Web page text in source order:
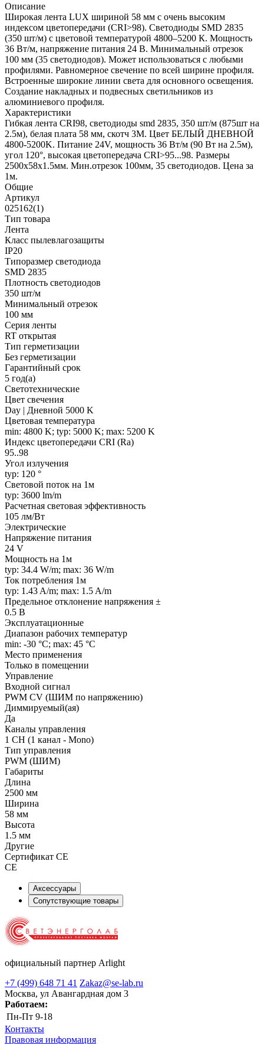
Описание
Широкая лента LUX шириной 58 мм с очень высоким
индексом цветопередачи (CRI>98). Светодиоды SMD 2835
(350 шт/м) с цветовой температурой 4800–5200 К. Мощность
36 Вт/м, напряжение питания 24 В. Минимальный отрезок
100 мм (35 светодиодов). Может использоваться с любыми
профилями. Равномерное свечение по всей ширине профиля.
Встроенные широкие линии света для основного освещения.
Создание накладных и подвесных светильников из
алюминиевого профиля.
Характеристики
Гибкая лента CRI98, светодиоды smd 2835, 350 шт/м (875шт на
2.5м), белая плата 58 мм, скотч 3М. Цвет БЕЛЫЙ ДНЕВНОЙ
4800-5200K. Питание 24V, мощность 36 Вт/м (90 Вт на 2.5м),
угол 120°, высокая цветопередача CRI>95...98. Размеры
2500х58x1.5мм. Мин.отрезок 100мм, 35 светодиодов. Цена за
1м.
Общие
Артикул
025162(1)
Тип товара
Лента
Класс пылевлагозащиты
IP20
Типоразмер светодиода
SMD 2835
Плотность светодиодов
350 шт/м
Минимальный отрезок
100 мм
Серия ленты
RT открытая
Тип герметизации
Без герметизации
Гарантийный срок
5 год(а)
Светотехнические
Цвет свечения
Day | Дневной 5000 K
Цветовая температура
min: 4800 K; typ: 5000 K; max: 5200 K
Индекс цветопередачи CRI (Ra)
95..98
Угол излучения
typ: 120 °
Световой поток на 1м
typ: 3600 lm/m
Расчетная световая эффективность
105 лм/Вт
Электрические
Напряжение питания
24 V
Мощность на 1м
typ: 34.4 W/m; max: 36 W/m
Ток потребления 1м
typ: 1.43 A/m; max: 1.5 A/m
Предельное отклонение напряжения ±
0.5 В
Эксплуатационные
Диапазон рабочих температур
min: -30 °C; max: 45 °C
Место применения
Только в помещении
Управление
Входной сигнал
PWM СV (ШИМ по напряжению)
Диммируемый(ая)
Да
Каналы управления
1 CH (1 канал - Mono)
Тип управления
PWM (ШИМ)
Габариты
Длина
2500 мм
Ширина
58 мм
Высота
1.5 мм
Другие
Сертификат CE
CE
Аксессуары
Сопутствующие товары
официальный партнер Arlight
+7 (499) 648 71 41 Zakaz@se-lab.ru
Москва, ул Авангардная дом 3
Работаем:
Пн-Пт 9-18
Контакты
Правовая информация